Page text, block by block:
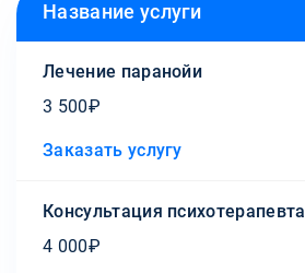
Название услуги
Лечение паранойи
3 500₽
Заказать услугу
Консультация психотерапевта
4 000₽